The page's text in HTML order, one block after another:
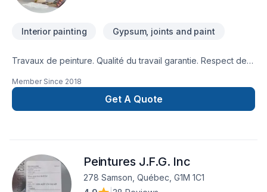
Interior painting Gypsum, joints and paint
Travaux de peinture. Qualité du travail garantie. Respect des
Ponctualité et courtoisie. Prix compétitif, escompte de 40 %
Member Since 2018
Get A Quote
Peintures J.F.G. Inc
278 Samson, Québec, G1M 1C1